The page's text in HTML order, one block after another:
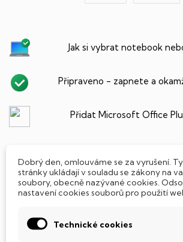
Jak si vybrat notebook
Připraveno - zapnete a
Přidat Microsoft Office
POPIS PARAMETRY
Dobrý den, omlouváme se za vyrušení.
stránky ukládají v souladu se zákony na
soubory, obecně nazývané cookies.
nastavení cookies souborů pro použití
Technické cookies